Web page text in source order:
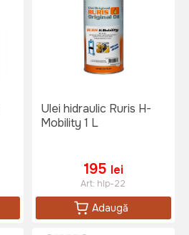
Ulei hidraulic Ruris H-
Mobility 1 L
195 lei
Art: hlp-22
Adaugă